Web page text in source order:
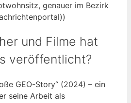
genauer im Bezirk
und Filme hat
veröffentlicht?
GEO-Story“ (2024) – ein
seine Arbeit als